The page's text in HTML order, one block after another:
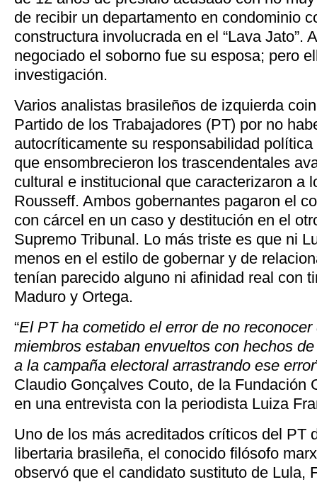
de recibir un departamento en condominio
constructura involucrada en el “Lava Jato”.
negociado el soborno fue su esposa; pero
investigación.
Varios analistas brasileños de izquierda
Partido de los Trabajadores (PT) por no
autocríticamente su responsabilidad
que ensombrecieron los trascendentales
cultural e institucional que caracterizaron a
Rousseff. Ambos gobernantes pagaron el
con cárcel en un caso y destitución en el
Supremo Tribunal. Lo más triste es que ni
menos en el estilo de gobernar y de
tenían parecido alguno ni afinidad real con
Maduro y Ortega.
“El PT ha cometido el error de no
miembros estaban envueltos con hechos
a la campaña electoral arrastrando ese error
Claudio Gonçalves Couto, de la Fundación
en una entrevista con la periodista Luiza
Uno de los más acreditados críticos del PT
libertaria brasileña, el conocido filósofo
observó que el candidato sustituto de Lula,